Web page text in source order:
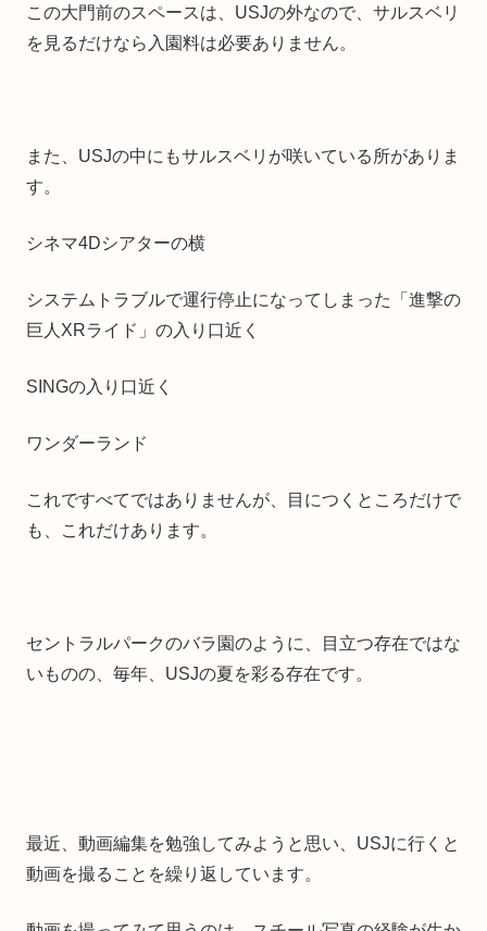
この大門前のスペースは、USJの外なので、サルスベリ
を見るだけなら入園料は必要ありません。
また、USJの中にもサルスベリが咲いている所がありま
す。
シネマ4Dシアターの横
システムトラブルで運行停止になってしまった「進撃の
巨人XRライド」の入り口近く
SINGの入り口近く
ワンダーランド
これですべてではありませんが、目につくところだけで
も、これだけあります。
セントラルパークのバラ園のように、目立つ存在ではな
いものの、毎年、USJの夏を彩る存在です。
最近、動画編集を勉強してみようと思い、USJに行くと
動画を撮ることを繰り返しています。